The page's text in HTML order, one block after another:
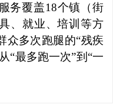
务覆盖18个镇（街
、就业、培训等方
众多次跑腿的“残疾
“最多跑一次”到“一